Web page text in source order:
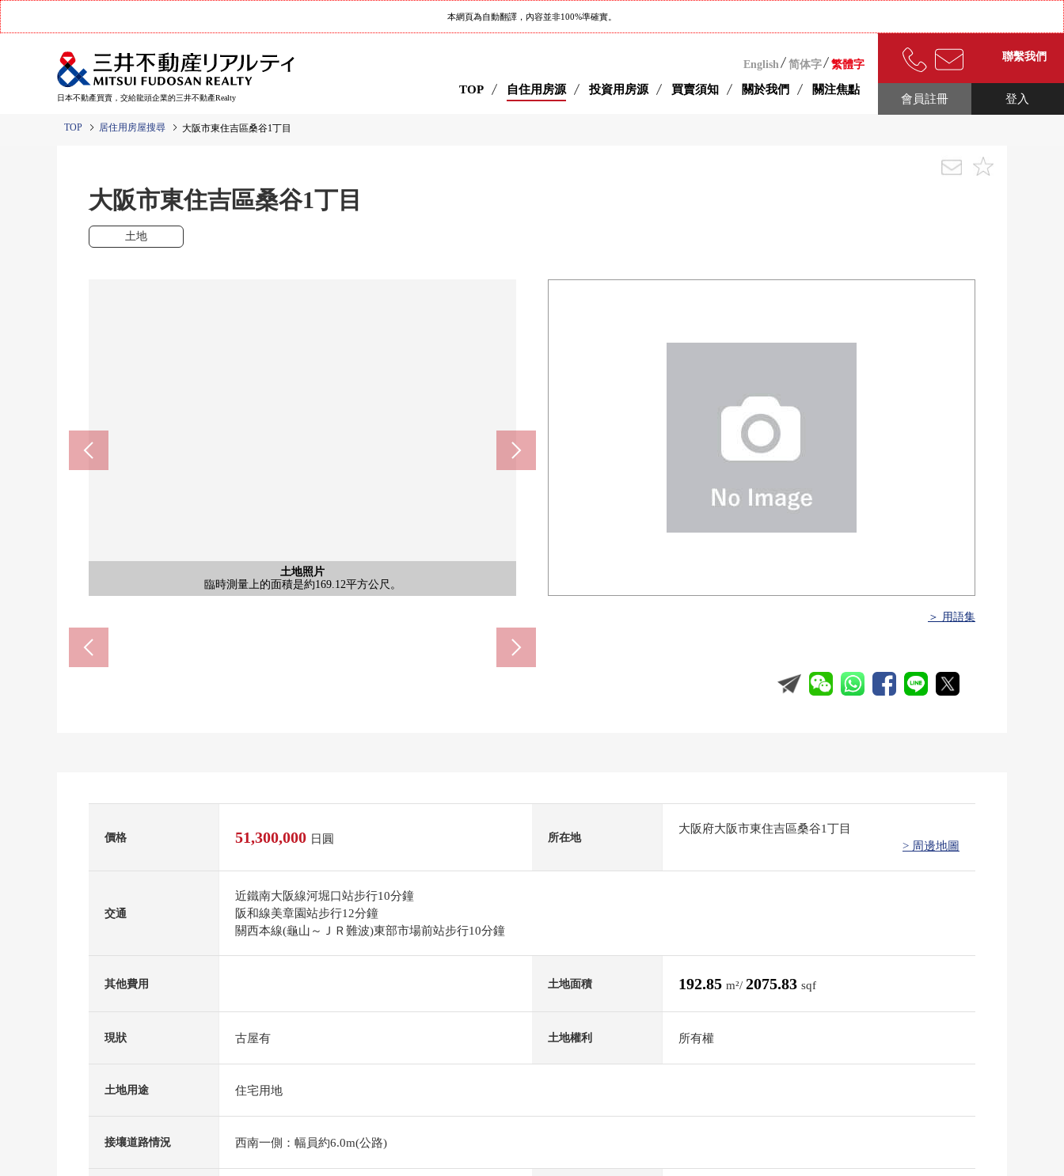
本網頁為自動翻譯，內容並非100%準確實。
日本不動產買賣，交給龍頭企業的三井不動產Realty
English 简体字 繁體字
TOP 自住用房源 投資用房源 買賣須知 關於我們 關注焦點
聯繫我們
登入
會員註冊
TOP 居住用房屋搜尋 大阪市東住吉區桑谷1丁目
大阪市東住吉區桑谷1丁目
土地
土地照片
臨時測量上的面積是約169.12平方公尺。
含有前面道路的外觀
前面道路幅員約6.0m
土地照片
臨時測量上的面積是約169.12平方公尺。
土地照片
臨時測量上的面積是約169.12平方公尺。
含有前面道路的外觀
有幅員約6.0m。
土地照片
臨時測量上的面積是約169.12平方公尺。
土地照片
臨時測量上的面積是約169.12平方公尺。
土地照片
臨時測量上的面積是約169.12平方公尺。
近鐵南大阪線"河堀口"車站(約730m)
步行10分鐘。
大阪市立桑谷小學(約910m)
步行12分鐘。
大阪市立東住吉中學(約960m)
步行12分鐘。
deirikanatoizumiya桑谷店(約170m)
步行3分鐘。
＞ 用語集
價格 51,300,000 日圓 所在地
大阪府大阪市東住吉區桑谷1丁目
> 周邊地圖
交通
近鐵南大阪線河堀口站步行10分鐘
阪和線美章園站步行12分鐘
關西本線(龜山～ＪＲ難波)東部市場前站步行10分鐘
其他費用 土地面積 192.85 m²/ 2075.83 sqf
現狀 古屋有 土地權利 所有權
土地用途 住宅用地
接壤道路情況 西南一側：幅員約6.0m(公路)